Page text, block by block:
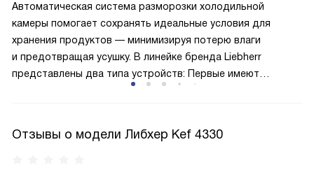
лучше работает «мотор» прибора, тем качественнее
и быстрее происходит охлаждение, затрачивается
меньше электроэнергии.
Автоматическая система разморозки холодильной
камеры помогает сохранять идеальные условия для
хранения продуктов — минимизируя потерю влаги
и предотвращая усушку. В линейке бренда Liebherr
представлены два типа устройств: Первые имеют
с панелью, выполняющей функцию «сухой стенки». Такие
Отзывы о модели Либхер Kef 4330